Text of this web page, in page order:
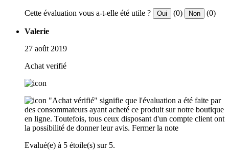
Cette évaluation vous a-t-elle été utile ? Oui (0) Non (0)
Valerie
27 août 2019
Achat verifié
"Achat vérifié" signifie que l'évaluation a été faite par
des consommateurs ayant acheté ce produit sur notre boutique
en ligne. Toutefois, tous ceux disposant d'un compte client ont
la possibilité de donner leur avis. Fermer la note
Evalué(e) à 5 étoile(s) sur 5.